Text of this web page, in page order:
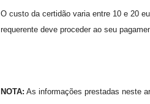
O custo da certidão varia entre 10 e 20
requerente deve proceder ao seu
NOTA: As informações prestadas neste